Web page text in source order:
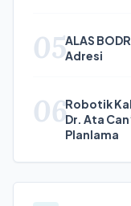
05ALAS
Adresi
06Robotik
Dr. Ata
Planlama